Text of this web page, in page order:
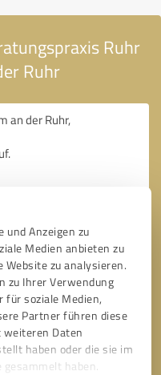
und Anzeigen zu
Medien anbieten zu
zu analysieren.
zu Ihrer Verwendung
für soziale Medien,
Partner führen diese
Daten
haben oder die sie im
haben.
Ruhr
Ruhr